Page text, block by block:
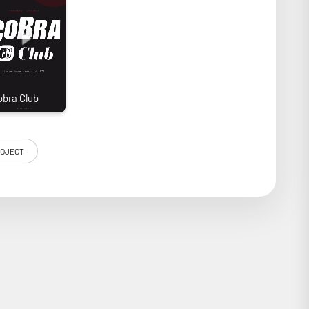
Basé sur les recherches du Dr Sykora, il adopte